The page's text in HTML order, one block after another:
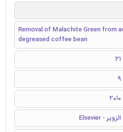
Removal of Malachite Green from
degreased coffee bean
21
9
2010
الزویر - Elsevier